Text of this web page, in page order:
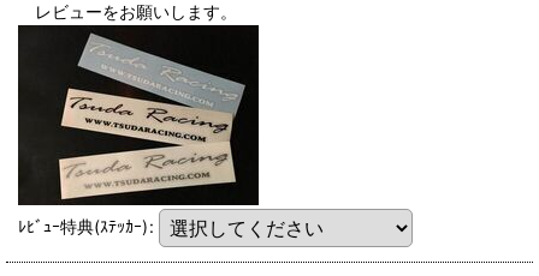
レビューをお願いします。
ﾚﾋﾞｭｰ特典(ｽﾃｯｶｰ):